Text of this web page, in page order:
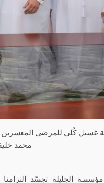
يتكفل بــ4000 جلسة غسيل كُلى
محمد
الجليلة تجسّد